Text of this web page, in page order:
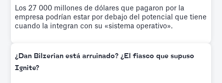
Los 27 000 millones de dólares que pagaron por la
empresa podrían estar por debajo del potencial que tiene
cuando la integran con su «sistema operativo».
¿Dan Bilzerian está arruinado? ¿El fiasco que supuso
Ignite?